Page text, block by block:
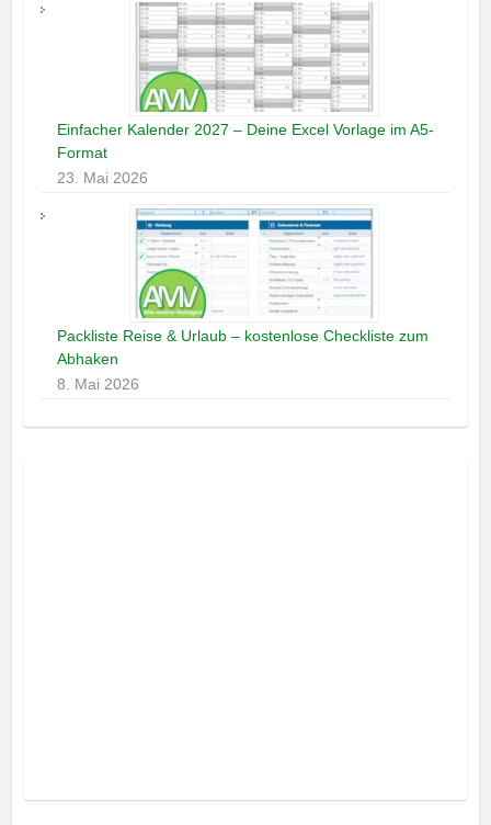
Einfacher Kalender 2027 – Deine Excel Vorlage im A5-
Format
23. Mai 2026
Packliste Reise & Urlaub – kostenlose Checkliste zum
Abhaken
8. Mai 2026